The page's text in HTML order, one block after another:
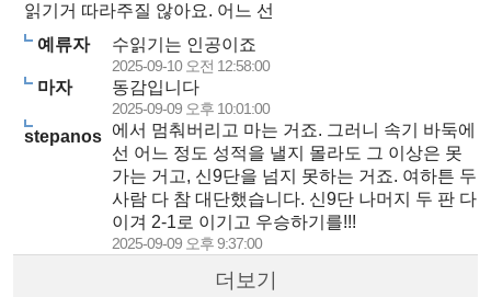
읽기거 따라주질 않아요. 어느 선
예류자
수읽기는 인공이죠
2025-09-10 오전 12:58:00
마자 동감입니다
2025-09-09 오후 10:01:00
stepanos 에서 멈춰버리고 마는 거죠. 그러니 속기 바둑에
선 어느 정도 성적을 낼지 몰라도 그 이상은 못
가는 거고, 신9단을 넘지 못하는 거죠. 여하튼 두
사람 다 참 대단했습니다. 신9단 나머지 두 판 다
이겨 2-1로 이기고 우승하기를!!!
2025-09-09 오후 9:37:00
더보기